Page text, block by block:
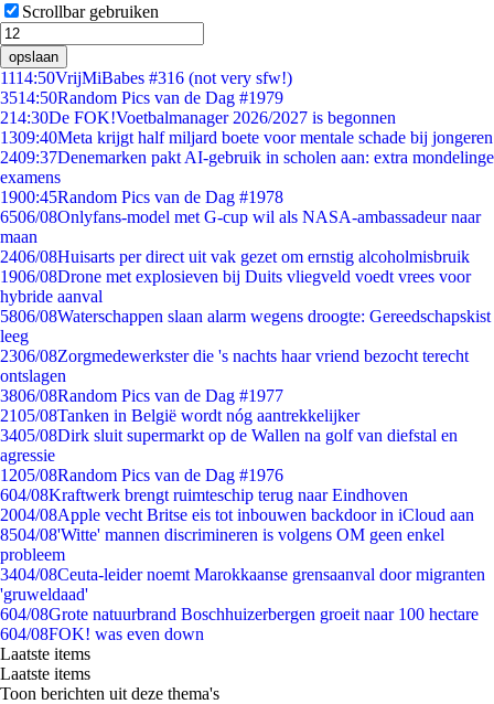
Scrollbar gebruiken
opslaan
1114:50VrijMiBabes #316 (not very sfw!)
3514:50Random Pics van de Dag #1979
214:30De FOK!Voetbalmanager 2026/2027 is begonnen
1309:40Meta krijgt half miljard boete voor mentale schade bij jongeren
2409:37Denemarken pakt AI-gebruik in scholen aan: extra mondelinge
examens
1900:45Random Pics van de Dag #1978
6506/08Onlyfans-model met G-cup wil als NASA-ambassadeur naar
maan
2406/08Huisarts per direct uit vak gezet om ernstig alcoholmisbruik
1906/08Drone met explosieven bij Duits vliegveld voedt vrees voor
hybride aanval
5806/08Waterschappen slaan alarm wegens droogte: Gereedschapskist
leeg
2306/08Zorgmedewerkster die 's nachts haar vriend bezocht terecht
ontslagen
3806/08Random Pics van de Dag #1977
2105/08Tanken in België wordt nóg aantrekkelijker
3405/08Dirk sluit supermarkt op de Wallen na golf van diefstal en
agressie
1205/08Random Pics van de Dag #1976
604/08Kraftwerk brengt ruimteschip terug naar Eindhoven
2004/08Apple vecht Britse eis tot inbouwen backdoor in iCloud aan
8504/08'Witte' mannen discrimineren is volgens OM geen enkel
probleem
3404/08Ceuta-leider noemt Marokkaanse grensaanval door migranten
'gruweldaad'
604/08Grote natuurbrand Boschhuizerbergen groeit naar 100 hectare
604/08FOK! was even down
Laatste items
Laatste items
Toon berichten uit deze thema's